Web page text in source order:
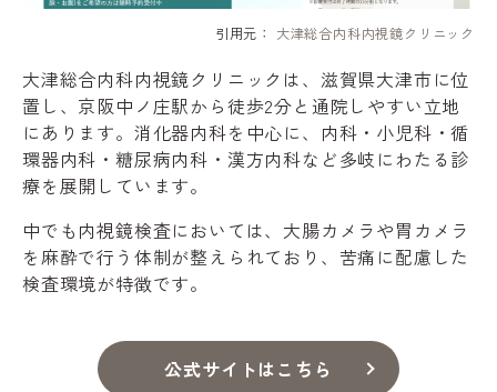
引用元： 大津総合内科内視鏡クリニック
大津総合内科内視鏡クリニックは、滋賀県大津市に位
置し、京阪中ノ庄駅から徒歩2分と通院しやすい立地
にあります。消化器内科を中心に、内科・小児科・循
環器内科・糖尿病内科・漢方内科など多岐にわたる診
療を展開しています。
中でも内視鏡検査においては、大腸カメラや胃カメラ
を麻酔で行う体制が整えられており、苦痛に配慮した
検査環境が特徴です。
公式サイトはこちら